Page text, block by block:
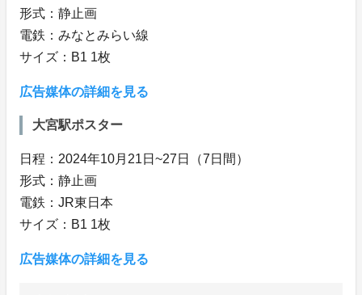
形式：静止画
電鉄：みなとみらい線
サイズ：B1 1枚
広告媒体の詳細を見る
大宮駅ポスター
日程：2024年10月21日~27日（7日間）
形式：静止画
電鉄：JR東日本
サイズ：B1 1枚
広告媒体の詳細を見る